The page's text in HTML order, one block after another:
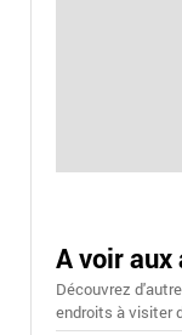
A voir
Découvrez
endroits à visiter